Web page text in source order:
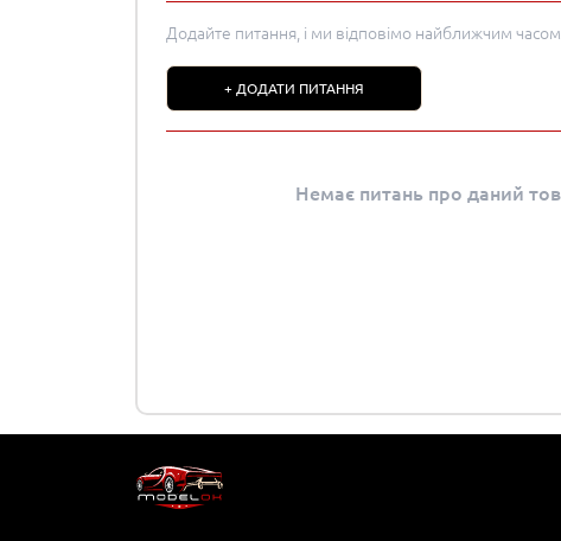
Додайте питання, і ми відповімо найближчим
+ ДОДАТИ ПИТАННЯ
Немає питань про даний